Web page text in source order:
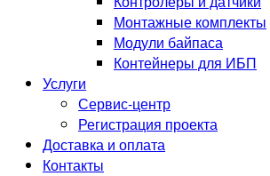
Монтажные комплекты
Модули байпаса
Контейнеры для ИБП
Услуги
Сервис-центр
Регистрация проекта
Доставка и оплата
Контакты